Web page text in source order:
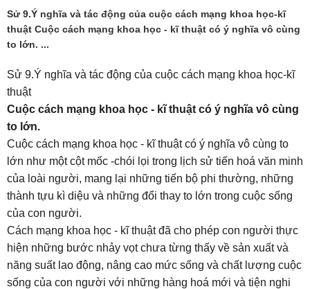
Sử 9.Ý nghĩa và tác động của cuộc cách mạng khoa học-kĩ
thuật Cuộc cách mạng khoa học - kĩ thuật có ý nghĩa vô cùng
to lớn. ...
Sử 9.Ý nghĩa và tác động của cuộc cách mạng khoa học-kĩ
thuật
Cuộc cách mạng khoa học - kĩ thuật có ý nghĩa vô cùng
to lớn.
Cuộc cách mạng khoa học - kĩ thuật có ý nghĩa vô cùng to
lớn như một cột mốc -chói lọi trong lịch sử tiến hoá văn minh
của loài người, mang lại những tiến bộ phi thường, những
thành tựu kì diệu và những đổi thay to lớn trong cuộc sống
của con người.
Cách mạng khoa học - kĩ thuật đã cho phép con người thực
hiện những bước nhảy vọt chưa từng thấy về sản xuất và
năng suất lao động, nâng cao mức sống và chất lượng cuộc
sống của con người với những hàng hoá mới và tiện nghi